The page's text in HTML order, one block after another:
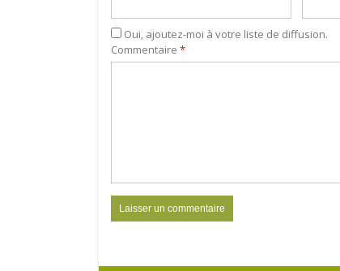
Oui, ajoutez-moi à votre liste de diffusion.
Commentaire *